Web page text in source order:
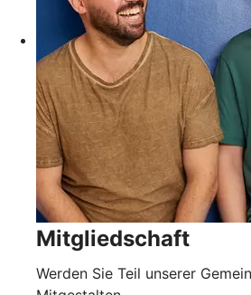
Mitgliedschaft
Werden Sie Teil unserer